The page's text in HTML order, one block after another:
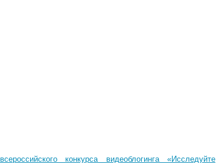
конкурса видеоблогинга «Исследуйте